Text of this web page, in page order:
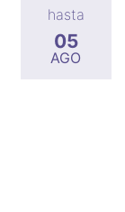
hasta
05
AGO